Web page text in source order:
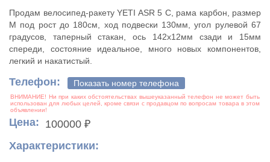
Продам велосипед-ракету YETI ASR 5 С, рама карбон, размер
М под рост до 180см, ход подвески 130мм, угол рулевой 67
градусов, таперный стакан, ось 142х12мм сзади и 15мм
спереди, состояние идеальное, много новых компонентов,
легкий и накатистый.
Телефон: Показать номер телефона
Цена: 100000 ₽
Характеристики: